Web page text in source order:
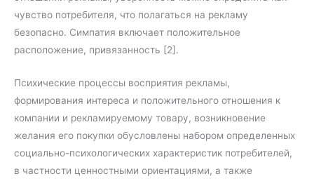
чувство потребителя, что полагаться на рекламу
безопасно. Симпатия включает положительное
расположение, привязанность [2].
Психические процессы восприятия рекламы,
формирования интереса и положительного отношения к
компании и рекламируемому товару, возникновение
желания его покупки обусловлены набором определенных
социально-психологических характеристик потребителей,
в частности ценностными ориентациями, а также